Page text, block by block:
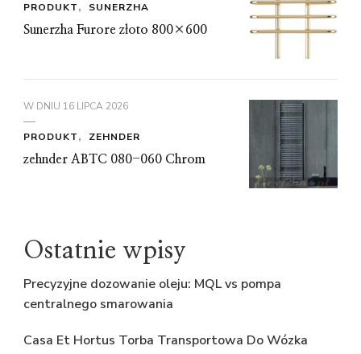
PRODUKT
SUNERZHA
Sunerzha Furore złoto 800×600
W DNIU 16 LIPCA 2026
PRODUKT
ZEHNDER
zehnder ABTC 080-060 Chrom
Ostatnie wpisy
Precyzyjne dozowanie oleju: MQL vs pompa
centralnego smarowania
Casa Et Hortus Torba Transportowa Do Wózka